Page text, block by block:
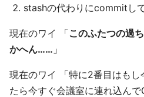
stashの代わりにcommitし
現在のワイ 「このふたつの過
かへん…… 」
現在のワイ 「特に2番目はもし
たら今すぐ会議室に連れ込ん